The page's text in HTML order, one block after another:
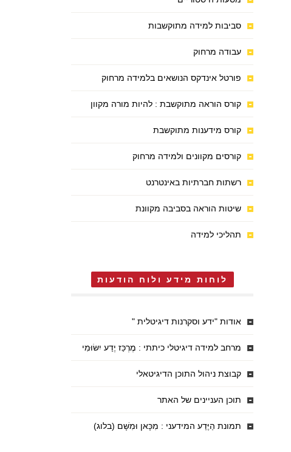
סביבות למידה מתוקשבות
עבודה מרחוק
פורטל אינדקס הנושאים בלמידה מרחוק
קורס הוראה מתוקשבת : להיות מורה מקוון
קורס מידענות מתוקשבת
קורסים מקוונים ולמידה מרחוק
רשתות חברתיות באינטרנט
שיטות הוראה בסביבה מקוונת
תהליכי למידה
לוחות מידע ולוח הודעות
אודות "ידע וסקרנות דיגיטלית "
מרחב למידה דיגיטלי כיתתי : מֶרְכַּז יֶדַע יִשּׂוּמִי
קבוצת ניהול התוכן הדיגיטאלי
תוכן העניינים של האתר
תמונת הַיֶּדַע המידעני : מִכָּאן וּמִשָּׁם (בלוג)